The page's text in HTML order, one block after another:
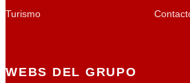
Turismo
WEBS DEL GRUPO